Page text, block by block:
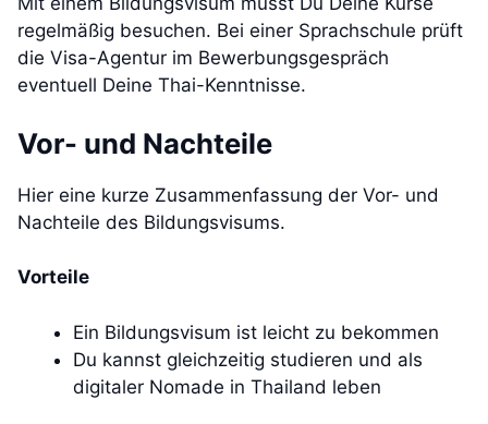
regelmäßig besuchen. Bei einer Sprachschule prüft
die Visa-Agentur im Bewerbungsgespräch
eventuell Deine Thai-Kenntnisse.
Vor- und Nachteile
Hier eine kurze Zusammenfassung der Vor- und
Nachteile des Bildungsvisums.
Vorteile
Ein Bildungsvisum ist leicht zu bekommen
Du kannst gleichzeitig studieren und als
digitaler Nomade in Thailand leben